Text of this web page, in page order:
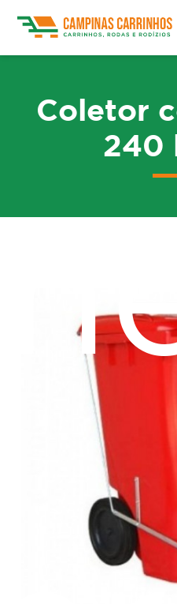
Coletor
240